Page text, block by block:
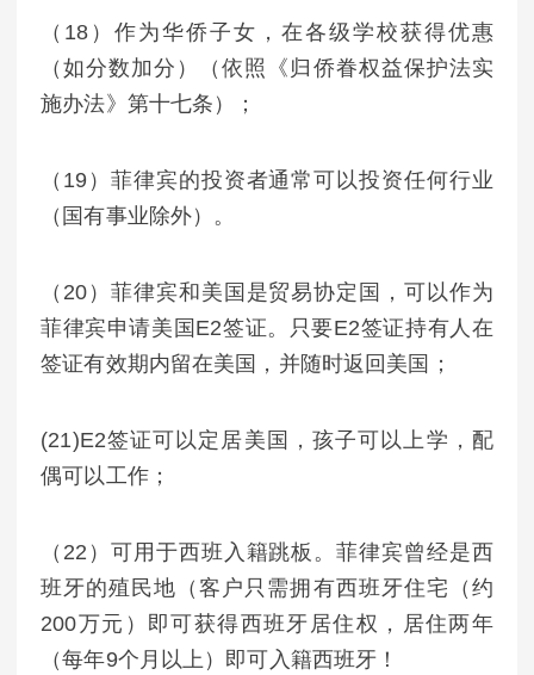
（18）作为华侨子女，在各级学校获得优惠
（如分数加分）（依照《归侨眷权益保护法实
施办法》第十七条）；
（19）菲律宾的投资者通常可以投资任何行业
（国有事业除外）。
（20）菲律宾和美国是贸易协定国，可以作为
菲律宾申请美国E2签证。只要E2签证持有人在
签证有效期内留在美国，并随时返回美国；
(21)E2签证可以定居美国，孩子可以上学，配
偶可以工作；
（22）可用于西班入籍跳板。菲律宾曾经是西
班牙的殖民地（客户只需拥有西班牙住宅（约
200万元）即可获得西班牙居住权，居住两年
（每年9个月以上）即可入籍西班牙！